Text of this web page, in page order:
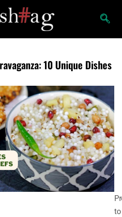
10 Unique Dishes
to